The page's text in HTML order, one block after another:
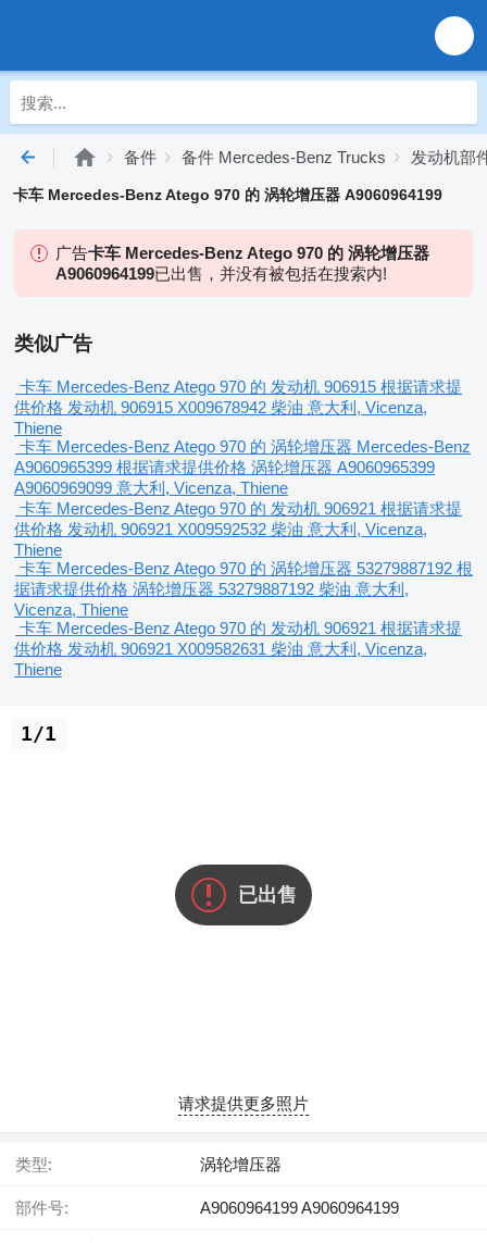
备件 备件 Mercedes-Benz Trucks 发动机部
卡车 Mercedes-Benz Atego 970 的 涡轮增压器 A9060964199
广告卡车 Mercedes-Benz Atego 970 的 涡轮增压器
A9060964199已出售，并没有被包括在搜索内!
类似广告
卡车 Mercedes-Benz Atego 970 的 发动机 906915 根据请求提
供价格 发动机 906915 X009678942 柴油 意大利, Vicenza,
Thiene
卡车 Mercedes-Benz Atego 970 的 涡轮增压器 Mercedes-Benz
A9060965399 根据请求提供价格 涡轮增压器 A9060965399
A9060969099 意大利, Vicenza, Thiene
卡车 Mercedes-Benz Atego 970 的 发动机 906921 根据请求提
供价格 发动机 906921 X009592532 柴油 意大利, Vicenza,
Thiene
卡车 Mercedes-Benz Atego 970 的 涡轮增压器 53279887192 根
据请求提供价格 涡轮增压器 53279887192 柴油 意大利,
Vicenza, Thiene
卡车 Mercedes-Benz Atego 970 的 发动机 906921 根据请求提
供价格 发动机 906921 X009582631 柴油 意大利, Vicenza,
Thiene
已出售
1/1
请求提供更多照片
类型: 涡轮增压器
部件号: A9060964199 A9060964199